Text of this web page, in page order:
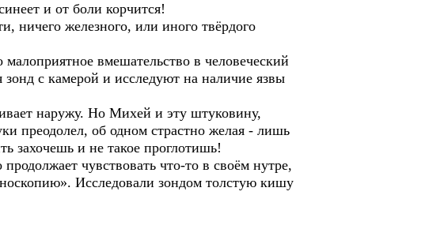
и от боли корчится!
ничего железного, или иного твёрдого
вмешательство в человеческий
с камерой и исследуют на наличие язвы
наружу. Но Михей и эту штуковину,
преодолел, об одном страстно желая - лишь
захочешь и не такое проглотишь!
чувствовать что-то в своём нутре,
Исследовали зондом толстую кишу